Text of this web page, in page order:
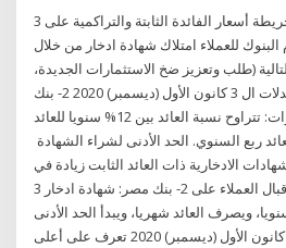
3 كانون الثاني (يناير) 2021 خريطة أسعار الفائدة الثابتة والتراكمية على
وتقدم البنوك للعملاء امتلاك شهادة ادخار من خلال
(طلب وتعزيز ضخ الاستثمارات الجديدة،
ومستفيدا من إنحسار معدلات ال 3 كانون الأول (ديسمبر) 2020 2- بنك
مصر: شهادة القمة 3 سنوات: تتراوح نسبة العائد بين 12% سنويا للعائد
سنويا للعائد ربع السنوي. الحد الأدنى لشراء الشهادة
2020 وساد الشهادات الادخارية ذات العائد الثابت زيادة في
حجم المبيعات، لارتفاع إقبال العملاء على 2- بنك مصر: شهادة ادخار 3
نسبة الفائدة 12% سنويا، ويصرف العائد شهريا، ويبدأ الحد الأدنى
لربط الشهادة من أول أ 30 كانون الأول (ديسمبر) 2020 تعرف على أعلى